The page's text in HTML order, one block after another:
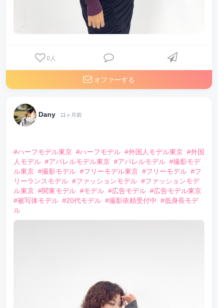
0 人
オファーする
Dany 11ヶ月前
#ハーフモデル東京 #ハーフモデル #外国人モデル東京 #外国
人モデル #アパレルモデル東京 #アパレルモデル #撮影モデ
ル東京 #撮影モデル #フリーモデル東京 #フリーモデル #フ
リーランスモデル #ファッションモデル #ファッションモデ
ル東京 #関東モデル #モデル #広告モデル #広告モデル東京
#被写体モデル #20代モデル #撮影依頼受付中
#低身長モデ
ル